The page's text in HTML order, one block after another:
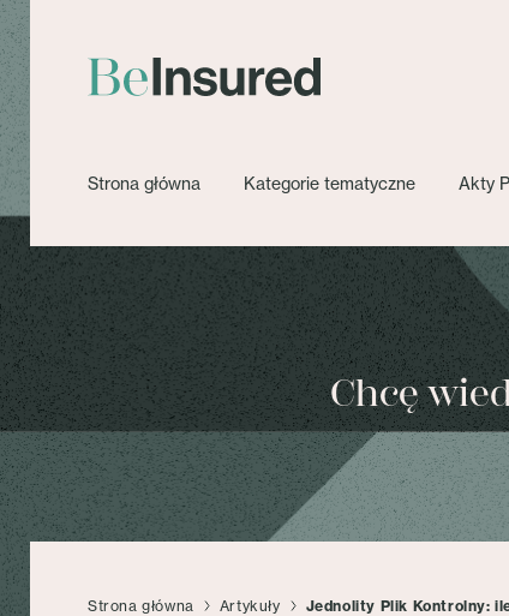
Strona główna Kategorie tematyczne Akty
Chcę
Strona główna Artykuły Jednolity Plik Kontrolny: